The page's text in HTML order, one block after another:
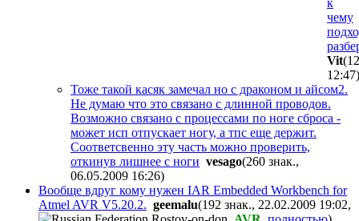
чему
Vit
12:47)
Тоже такой касяк замечал но с драконом и айсом2.
Не думаю что это связано с длинной проводов.
Возможно связано с процессами по ноге сброса -
может исп отпускает ногу, а тпс еще держит.
Соответсвенно эту часть можно проверить,
откинув лишнее с ноги vesago(260 знак.,
06.05.2009 16:26)
Вообще вдруг кому нужен IAR Embedded Workbench for
Atmel AVR V5.20.2. geemalu(192 знак., 22.02.2009 19:02,